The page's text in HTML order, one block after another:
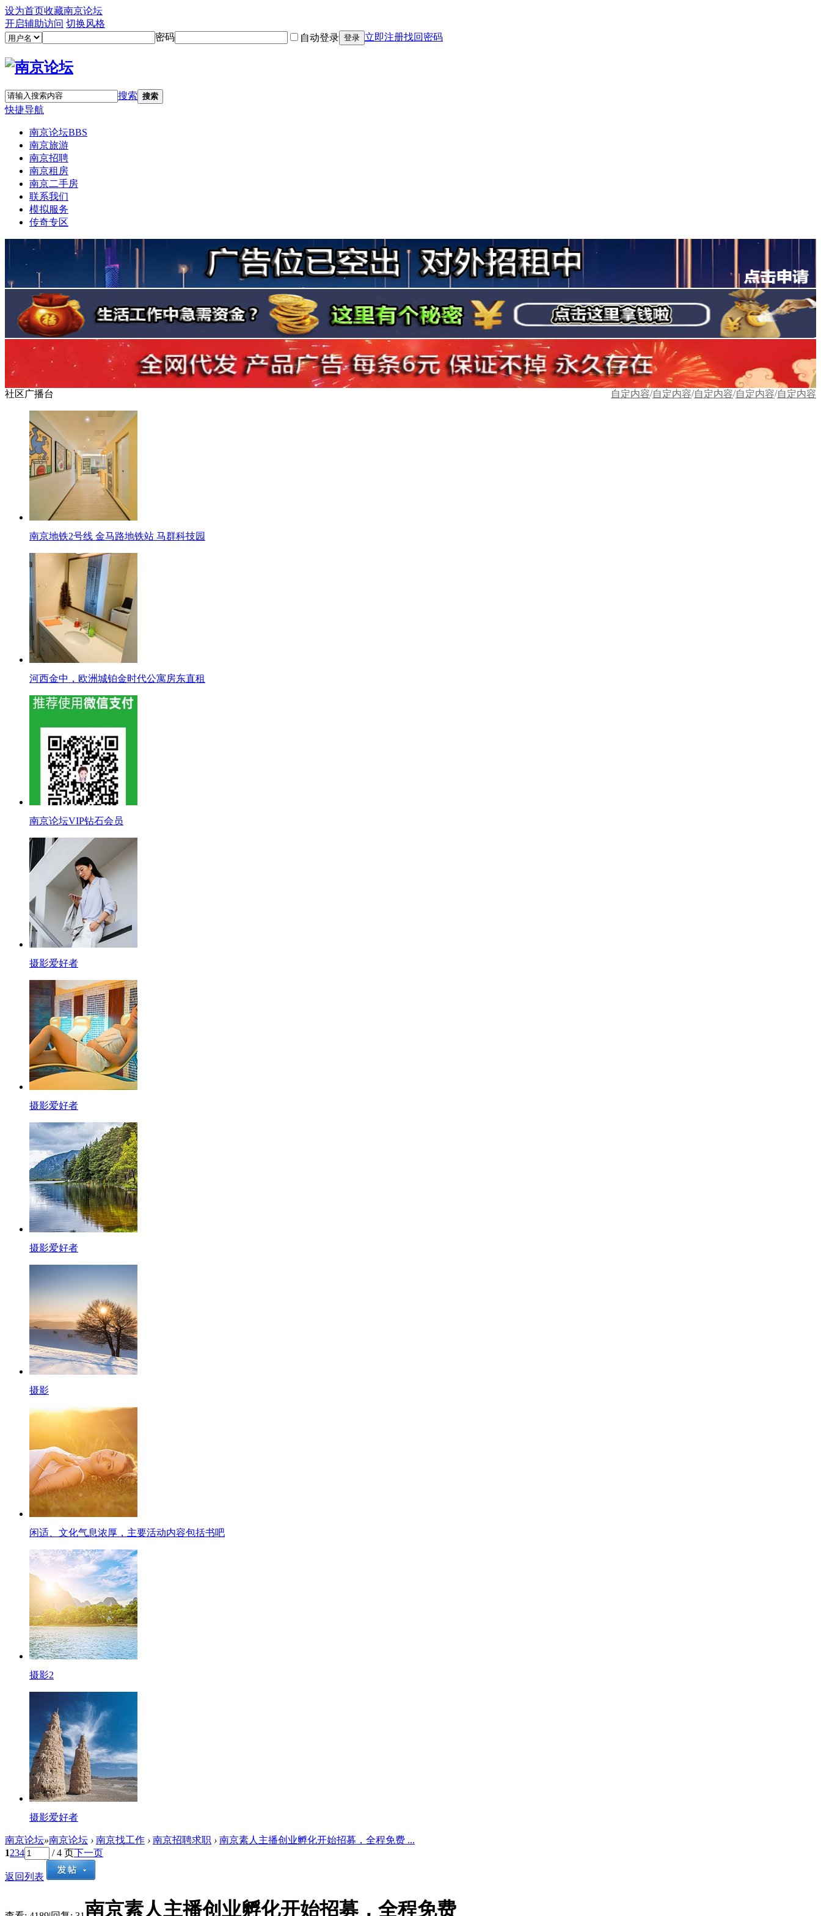
设为首页收藏南京论坛
开启辅助访问 切换风格
密码
自动登录 登录 立即注册找回密码
搜索 搜索
快捷导航
南京论坛BBS
南京旅游
南京招聘
南京租房
南京二手房
联系我们
模拟服务
传奇专区
社区广播台 自定内容
/
自定内容
/
自定内容
/
自定内容
/
自定内容
南京地铁2号线 金马路地铁站 马群科技园
河西金中，欧洲城铂金时代公寓房东直租
南京论坛VIP钻石会员
摄影爱好者
摄影爱好者
摄影爱好者
摄影
闲适、文化气息浓厚，主要活动内容包括书吧
摄影2
摄影爱好者
南京论坛»南京论坛 › 南京找工作 › 南京招聘求职 › 南京素人主播创业孵化开始招募，全程免费 ...
1234 / 4 页下一页
返回列表
南京素人主播创业孵化开始招募，全程免费